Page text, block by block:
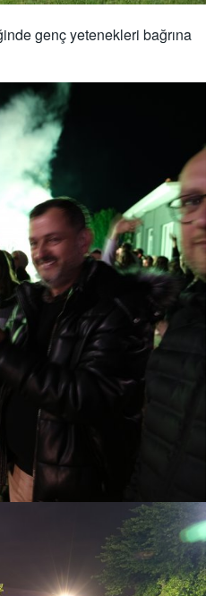
genç yetenekleri bağrına